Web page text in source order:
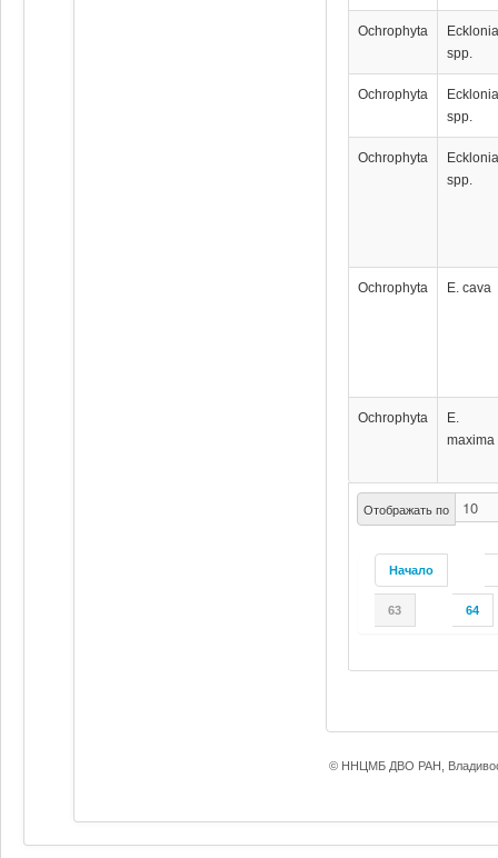
Отображать по
Начало
63 64
Ochrophyta
spp.
Ochrophyta
spp.
Ochrophyta
spp.
Ochrophyta E. cava
Ochrophyta
E.
maxima
© ННЦМБ ДВО РАН,